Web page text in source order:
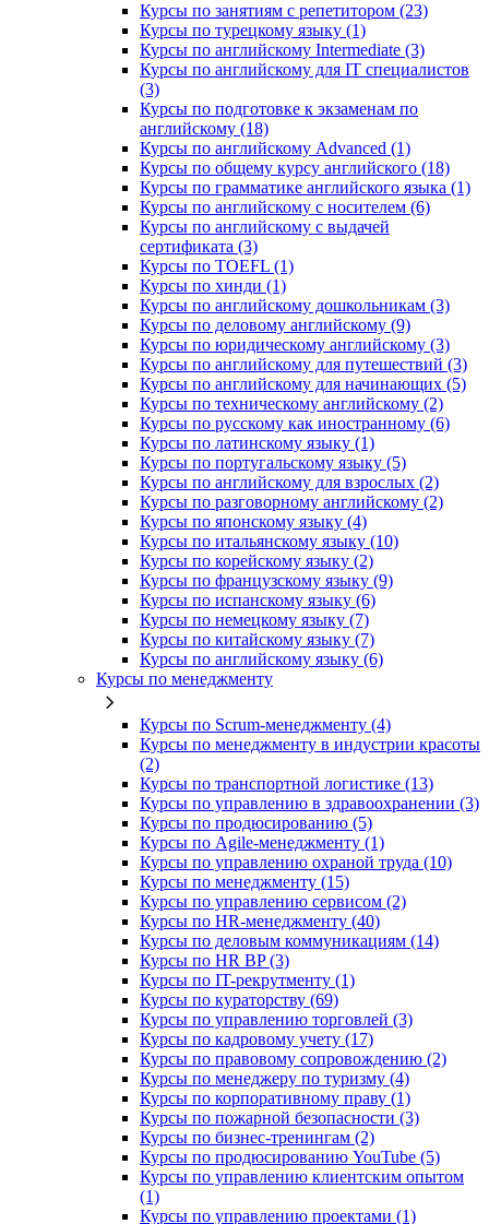
Курсы по занятиям с репетитором (23)
Курсы по турецкому языку (1)
Курсы по английскому Intermediate (3)
Курсы по английскому для IT специалистов
(3)
Курсы по подготовке к экзаменам по
английскому (18)
Курсы по английскому Advanced (1)
Курсы по общему курсу английского (18)
Курсы по грамматике английского языка (1)
Курсы по английскому с носителем (6)
Курсы по английскому с выдачей
сертификата (3)
Курсы по TOEFL (1)
Курсы по хинди (1)
Курсы по английскому дошкольникам (3)
Курсы по деловому английскому (9)
Курсы по юридическому английскому (3)
Курсы по английскому для путешествий (3)
Курсы по английскому для начинающих (5)
Курсы по техническому английскому (2)
Курсы по русскому как иностранному (6)
Курсы по латинскому языку (1)
Курсы по португальскому языку (5)
Курсы по английскому для взрослых (2)
Курсы по разговорному английскому (2)
Курсы по японскому языку (4)
Курсы по итальянскому языку (10)
Курсы по корейскому языку (2)
Курсы по французскому языку (9)
Курсы по испанскому языку (6)
Курсы по немецкому языку (7)
Курсы по китайскому языку (7)
Курсы по английскому языку (6)
Курсы по менеджменту
Курсы по Scrum-менеджменту (4)
Курсы по менеджменту в индустрии красоты
(2)
Курсы по транспортной логистике (13)
Курсы по управлению в здравоохранении (3)
Курсы по продюсированию (5)
Курсы по Agile-менеджменту (1)
Курсы по управлению охраной труда (10)
Курсы по менеджменту (15)
Курсы по управлению сервисом (2)
Курсы по HR-менеджменту (40)
Курсы по деловым коммуникациям (14)
Курсы по HR BP (3)
Курсы по IT-рекрутменту (1)
Курсы по кураторству (69)
Курсы по управлению торговлей (3)
Курсы по кадровому учету (17)
Курсы по правовому сопровождению (2)
Курсы по менеджеру по туризму (4)
Курсы по корпоративному праву (1)
Курсы по пожарной безопасности (3)
Курсы по бизнес-тренингам (2)
Курсы по продюсированию YouTube (5)
Курсы по управлению клиентским опытом
(1)
Курсы по управлению проектами (1)